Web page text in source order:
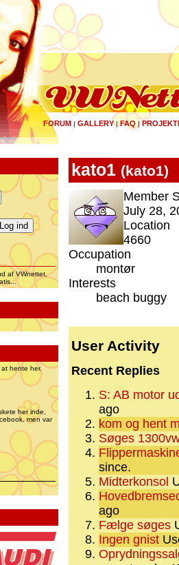
FORUM | GALLERY|FAQ |
af VWnettet,
hente her.
her inde,
men var
kato1 (kato1)
Member
July 28,
Location
4660
Occupation
montør
Interests
beach buggy
User Activity
Recent Replies
S: AB motor
ago
kom og hent
Søges
since.
Midterkonsol
ago
Fælge søges
Ingen gnist